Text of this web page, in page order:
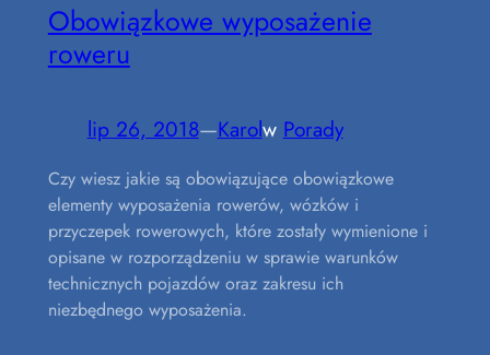
Obowiązkowe wyposażenie
roweru
lip 26, 2018—Karolw Porady
Czy wiesz jakie są obowiązujące obowiązkowe
elementy wyposażenia rowerów, wózków i
przyczepek rowerowych, które zostały wymienione i
opisane w rozporządzeniu w sprawie warunków
technicznych pojazdów oraz zakresu ich
niezbędnego wyposażenia.